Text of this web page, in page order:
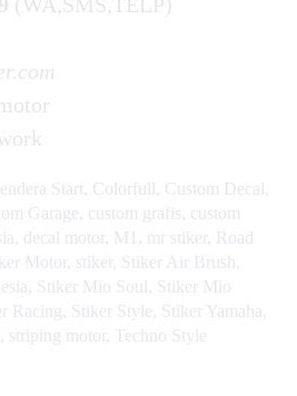
Start Colorfull Custom Decal
Garage custom grafis custom
decal motor M1 mr stiker
Road
Motor stiker Stiker Air Brush
Stiker Mio Soul
Stiker Mio
Racing Stiker Style Stiker Yamaha
striping motor Techno Style